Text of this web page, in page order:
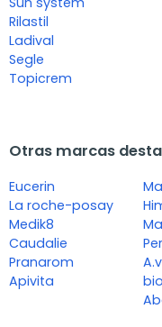
Rilastil
Ladival
Segle
Topicrem
Otras marcas
Eucerin
La roche-posay
Medik8
Caudalie
Pranarom
Apivita